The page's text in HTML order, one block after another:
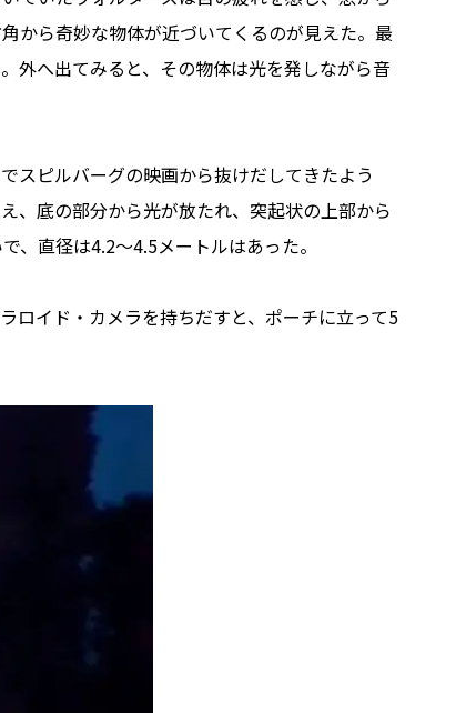
から奇妙な物体が近づいてくるのが見えた。最
外へ出てみると、その物体は光を発しながら音
スピルバーグの映画から抜けだしてきたよう
、底の部分から光が放たれ、突起状の上部から
、直径は4.2～4.5メートルはあった。
ロイド・カメラを持ちだすと、ポーチに立って5